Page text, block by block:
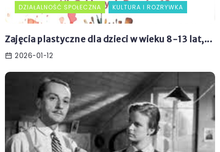
DZIAŁALNOŚĆ SPOŁECZNA KULTURA I ROZRYWKA
Zajęcia plastyczne dla dzieci w wieku 8-13 lat,...
2026-01-12